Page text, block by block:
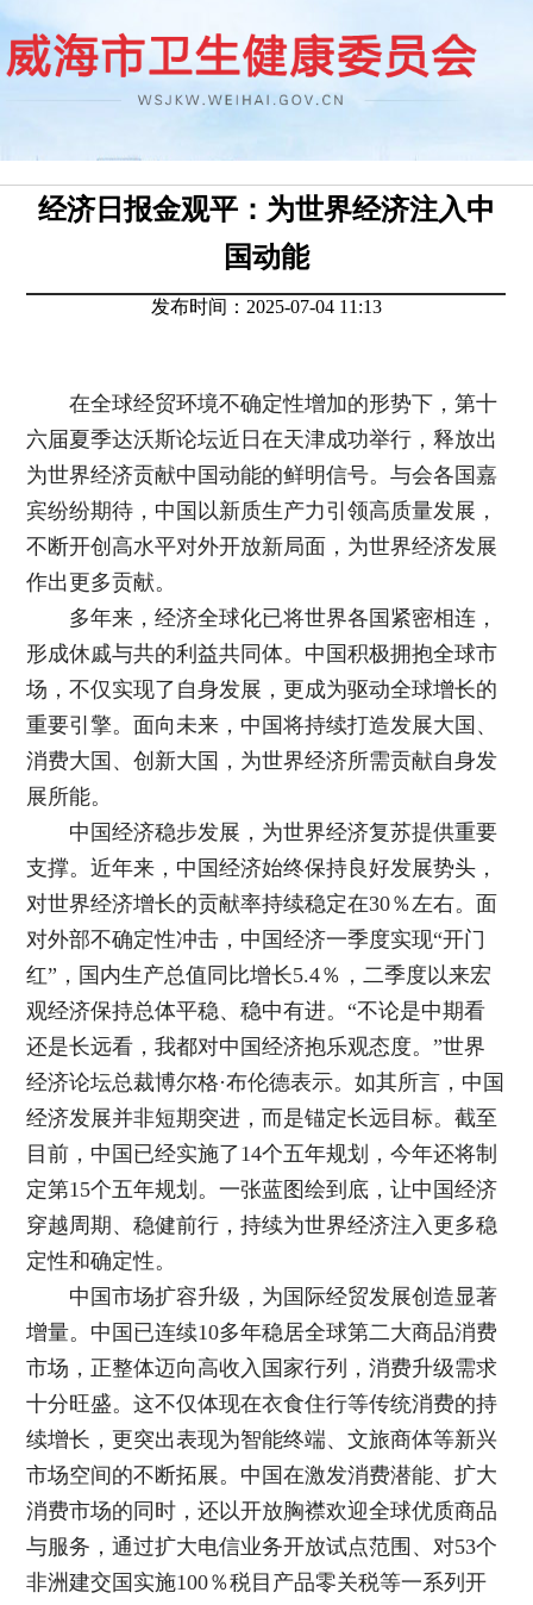
经济日报金观平：为世界经济注入中
国动能
发布时间：2025-07-04 11:13
在全球经贸环境不确定性增加的形势下，第十
六届夏季达沃斯论坛近日在天津成功举行，释放出
为世界经济贡献中国动能的鲜明信号。与会各国嘉
宾纷纷期待，中国以新质生产力引领高质量发展，
不断开创高水平对外开放新局面，为世界经济发展
作出更多贡献。
多年来，经济全球化已将世界各国紧密相连，
形成休戚与共的利益共同体。中国积极拥抱全球市
场，不仅实现了自身发展，更成为驱动全球增长的
重要引擎。面向未来，中国将持续打造发展大国、
消费大国、创新大国，为世界经济所需贡献自身发
展所能。
中国经济稳步发展，为世界经济复苏提供重要
支撑。近年来，中国经济始终保持良好发展势头，
对世界经济增长的贡献率持续稳定在30％左右。面
对外部不确定性冲击，中国经济一季度实现“开门
红”，国内生产总值同比增长5.4％，二季度以来宏
观经济保持总体平稳、稳中有进。“不论是中期看
还是长远看，我都对中国经济抱乐观态度。”世界
经济论坛总裁博尔格·布伦德表示。如其所言，中国
经济发展并非短期突进，而是锚定长远目标。截至
目前，中国已经实施了14个五年规划，今年还将制
定第15个五年规划。一张蓝图绘到底，让中国经济
穿越周期、稳健前行，持续为世界经济注入更多稳
定性和确定性。
中国市场扩容升级，为国际经贸发展创造显著
增量。中国已连续10多年稳居全球第二大商品消费
市场，正整体迈向高收入国家行列，消费升级需求
十分旺盛。这不仅体现在衣食住行等传统消费的持
续增长，更突出表现为智能终端、文旅商体等新兴
市场空间的不断拓展。中国在激发消费潜能、扩大
消费市场的同时，还以开放胸襟欢迎全球优质商品
与服务，通过扩大电信业务开放试点范围、对53个
非洲建交国实施100％税目产品零关税等一系列开